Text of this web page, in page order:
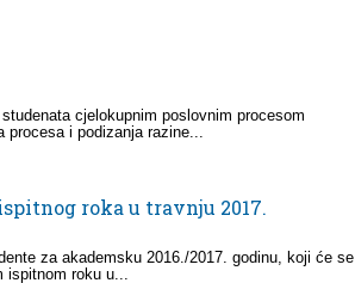
cjelokupnim poslovnim procesom
procesa i podizanja razine...
roka u travnju 2017.
za akademsku 2016./2017. godinu, koji će se
ispitnom roku u...